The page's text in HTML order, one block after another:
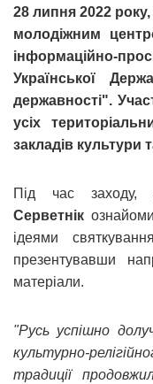
28 липня 2022
молодіжним
інформаційно-
Української
державності".
усіх
закладів культури
Під час заходу,
Серветнік
ідеями
презентувавши
матеріали.
"Русь успішно
культурно-
традиції